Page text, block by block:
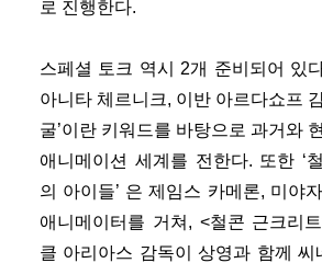
로 진행한다.
스페셜 토크 역시 2개 준비되어 있
아니타 체르니크, 이반 아르다쇼프 감
굴’이란 키워드를 바탕으로 과거와
애니메이션 세계를 전한다. 또한 ‘
의 아이들’ 은 제임스 카메론, 미야
애니메이터를 거쳐, <철콘 근크리
클 아리아스 감독이 상영과 함께 씨